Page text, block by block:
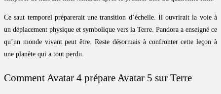
Ce saut temporel préparerait une transition d’échelle. Il ouvrirait la voie à
un déplacement physique et symbolique vers la Terre. Pandora a enseigné ce
qu’un monde vivant peut être. Reste désormais à confronter cette leçon à
une planète qui a tout perdu.
Comment Avatar 4 prépare Avatar 5 sur Terre